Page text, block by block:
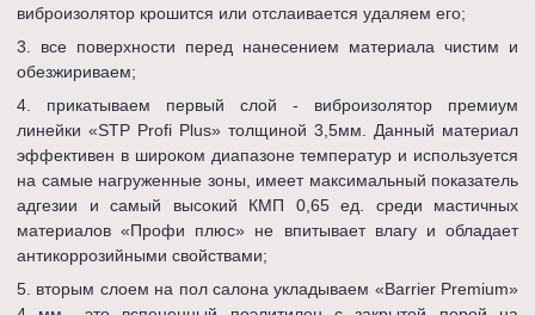
виброизолятор крошится или отслаивается удаляем его;
все поверхности перед нанесением материала чистим и
обезжириваем;
прикатываем первый слой - виброизолятор премиум
линейки «STP Profi Plus» толщиной 3,5мм. Данный материал
эффективен в широком диапазоне температур и используется
на самые нагруженные зоны, имеет максимальный показатель
адгезии и самый высокий КМП 0,65 ед. среди мастичных
материалов «Профи плюс» не впитывает влагу и обладает
антикоррозийными свойствами;
вторым слоем на пол салона укладываем «Barrier Premium»